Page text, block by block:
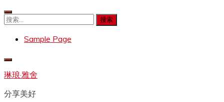
Skip
to
搜
Sample Page
琳琅·雅舍
分享美好